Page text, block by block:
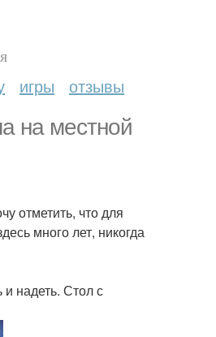
игры отзывы
на местной
отметить, что для
много лет, никогда
надеть. Стол с